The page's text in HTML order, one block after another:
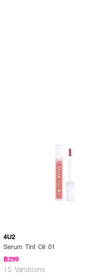
● 01 PURE
● 02 SPRING FLING
4U2
Serum Tint Oil 01
฿299
15 Variations